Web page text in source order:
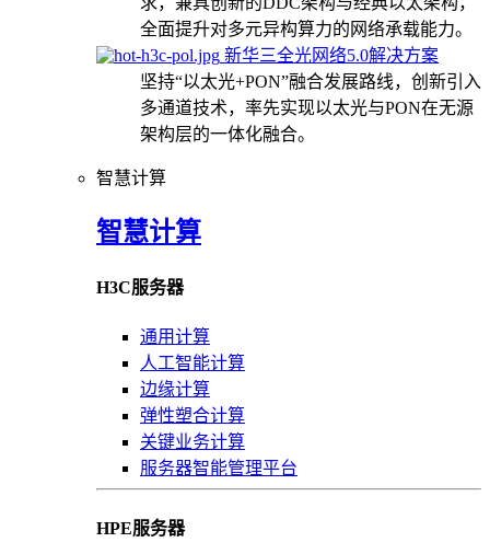
全面提升对多元异构算力的网络承载能力。
新华三全光网络5.0解决方案
坚持“以太光+PON”融合发展路线，创新引入
多通道技术，率先实现以太光与PON在无源
架构层的一体化融合。
智慧计算
智慧计算
H3C服务器
通用计算
人工智能计算
边缘计算
弹性塑合计算
关键业务计算
服务器智能管理平台
HPE服务器